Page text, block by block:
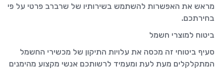
מראש את האפשרות להשתמש בשירותיו של שרברב פרטי על פי
בחירתכם.
ביטוח למוצרי חשמל
סעיף ביטוחי זה מכסה את עלויות התיקון של מכשירי החשמל
המתקלקלים מעת לעת ומעמיד לרשותכם אנשי מקצוע מהימנים